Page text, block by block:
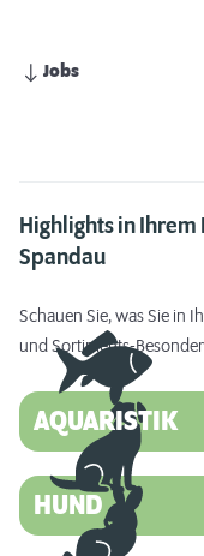
Jobs
Highlights in Ihrem
Spandau
Schauen Sie, was Sie in
und Sortiments-
AQUARISTIK
HUND